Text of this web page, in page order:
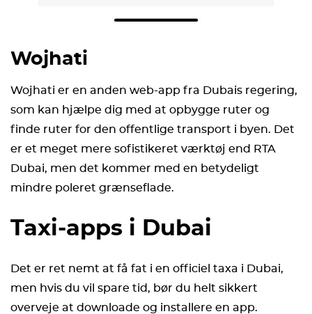
Wojhati
Wojhati er en anden web-app fra Dubais regering,
som kan hjælpe dig med at opbygge ruter og
finde ruter for den offentlige transport i byen. Det
er et meget mere sofistikeret værktøj end RTA
Dubai, men det kommer med en betydeligt
mindre poleret grænseflade.
Taxi-apps i Dubai
Det er ret nemt at få fat i en officiel taxa i Dubai,
men hvis du vil spare tid, bør du helt sikkert
overveje at downloade og installere en app.